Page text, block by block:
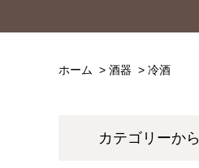
ホーム > 酒器 > 冷酒
カテゴリーか